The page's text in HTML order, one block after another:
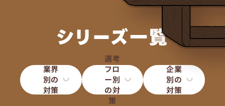
シリーズ一覧
業界
別の
対策
選考
フロ
ー別
の対
策
企業
別の
対策